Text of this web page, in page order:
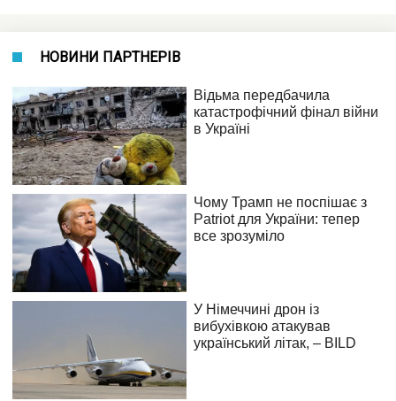
НОВИНИ ПАРТНЕРІВ